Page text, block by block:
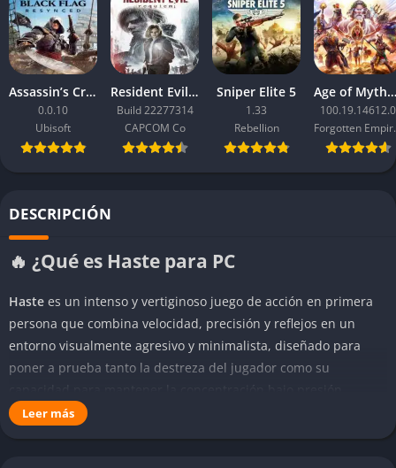
Assassin’s Creed Black Flag Resynced
0.0.10
Ubisoft
Resident Evil Requiem
Build 22277314
CAPCOM Co
Sniper Elite 5
1.33
Rebellion
Age of Mythology: Retold
100.19.14612.0
DESCRIPCIÓN
🔥 ¿Qué es Haste para PC
Haste es un intenso y vertiginoso juego de acción en primera
persona que combina velocidad, precisión y reflejos en un
entorno visualmente agresivo y minimalista, diseñado para
poner a prueba tanto la destreza del jugador como su
Desarrollado por Landfall Games y disponible para PC, el título
Leer más